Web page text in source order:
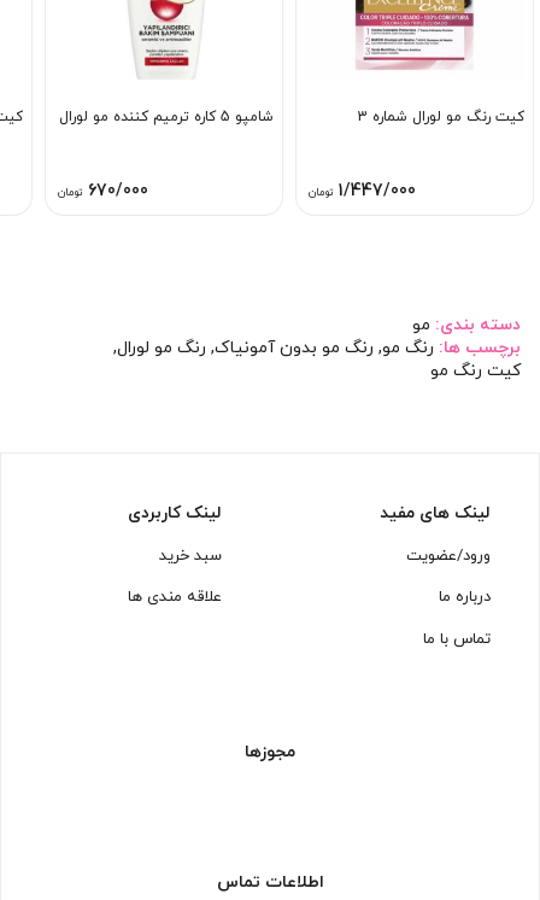
کیت رنگ مو لورال شماره 3
1/447/000 تومان
شامپو 5 کاره ترمیم کننده مو لورال
670/000 تومان
دسته بندی: مو
برچسب ها: رنگ مو, رنگ مو بدون آمونیاک, رنگ مو لورال,
کیت رنگ مو
لینک های مفید
ورود/عضویت
درباره ما
تماس با ما
لینک کاربردی
سبد خرید
علاقه مندی ها
مجوزها
اطلاعات تماس